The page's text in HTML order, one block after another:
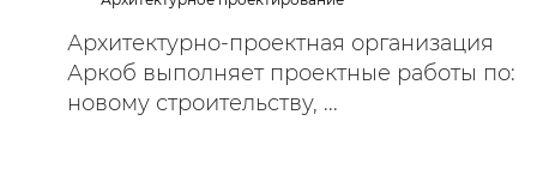
Архитектурно-проектная организация
Аркоб выполняет проектные работы по:
новому строительству, ...